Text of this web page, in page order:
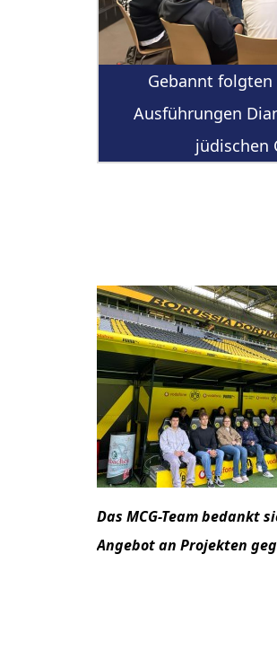
Gebannt folgten
Ausführungen
jüdischen
Das MCG-Team bedankt
Angebot an Projekten